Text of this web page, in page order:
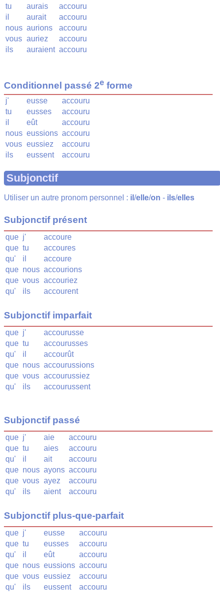
tu aurais
accouru
il
aurait
accouru
nous aurions
accouru
vous auriez
accouru
ils
auraient accouru
Conditionnel passé 2e forme
j' eusse
accouru
tu
eusses
accouru
il
eût
accouru
nous eussions accouru
vous eussiez
accouru
ils
eussent accouru
Subjonctif
Utiliser un autre pronom personnel : il /elle/on - ils/elles
Subjonctif présent
que j'
accoure
que tu
accoures
qu'
il
accoure
que nous accourions
que vous accouriez
qu'
ils accourent
Subjonctif imparfait
que j'
accourusse
que tu
accourusses
qu'
il
accourût
que nous accourussions
que vous accourussiez
qu'
ils accourussent
Subjonctif passé
que j' aie
accouru
que tu aies
accouru
qu'
il ait
accouru
que nous ayons accouru
que vous ayez
accouru
qu'
ils aient accouru
Subjonctif plus-que-parfait
que j' eusse
accouru
que tu eusses
accouru
qu'
il eût
accouru
que nous eussions accouru
que vous eussiez
accouru
qu'
ils eussent accouru